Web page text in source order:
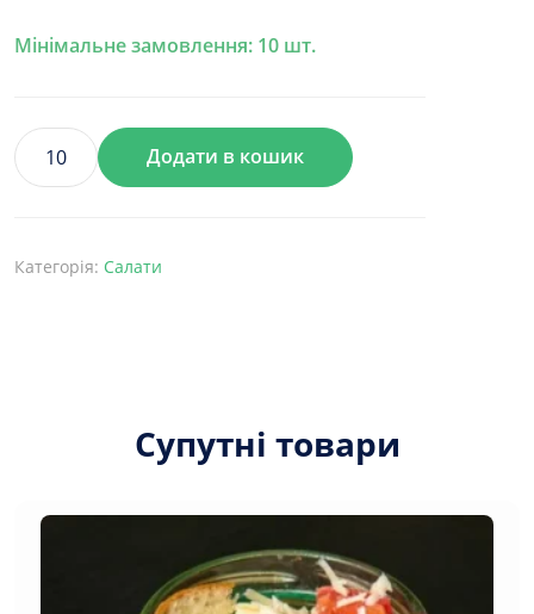
Мінімальне замовлення: 10 шт.
Салат
кількість
Додати в кошик
Категорія: Салати
Супутні товари